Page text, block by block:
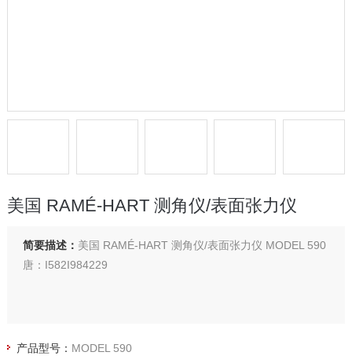
美国 RAMÉ-HART 测角仪/表面张力仪
简要描述： 美国 RAMÉ-HART 测角仪/表面张力仪 MODEL 590
唐：I582I984229
产品型号： MODEL 590